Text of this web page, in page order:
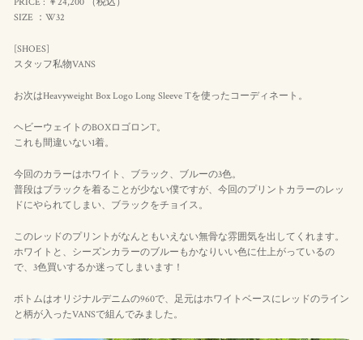
SIZE ：W32
[SHOES]
スタッフ私物VANS
お次はHeavyweight Box Logo Long Sleeve Tを使ったコーディネート。
ヘビーウェイトのBOXロゴロンT。
これも間違いない1着。
今回のカラーはホワイト、ブラック、ブルーの3色。
普段はブラックを着ることが少ない僕ですが、今回のプリントカラーのレッ
ドにやられてしまい、ブラックをチョイス。
このレッドのプリントがなんともいえない無骨な雰囲気を出してくれます。
ホワイトと、シーズンカラーのブルーもかなりいい色に仕上がっているの
で、3色買いするか迷ってしまいます！
ボトムはオリジナルデニムの960で、足元はホワイトベースにレッドのライン
と柄が入ったVANSで組んでみました。